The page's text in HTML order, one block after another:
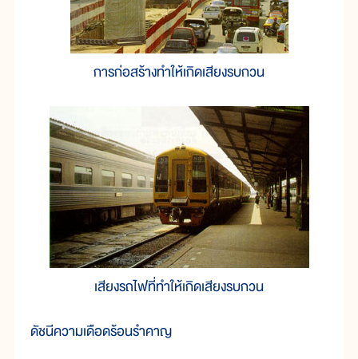
การก่อสร้างทำให้เกิดเสียงรบกวน
เสียงรถไฟที่ทำให้เกิดเสียงรบกวน
ดัชนีความเดือดร้อนรำคาญ